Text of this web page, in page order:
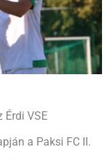
Érdi VSE
a Paksi FC II.